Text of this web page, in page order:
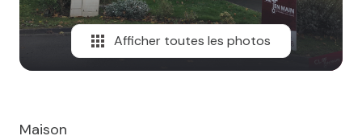
Afficher toutes les photos
Maison